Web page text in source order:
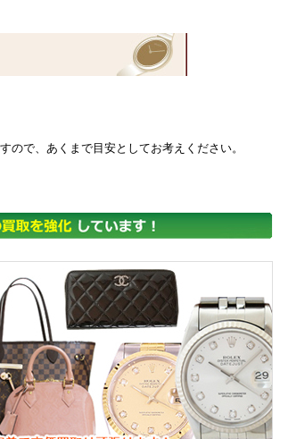
ので、あくまで目安としてお考えください。